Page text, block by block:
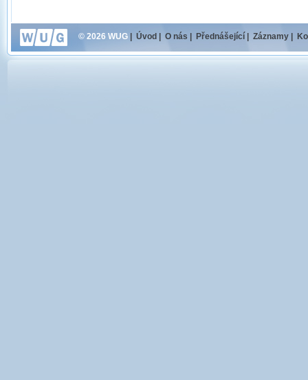
© 2026 WUG Úvod O nás Přednášející Záznamy